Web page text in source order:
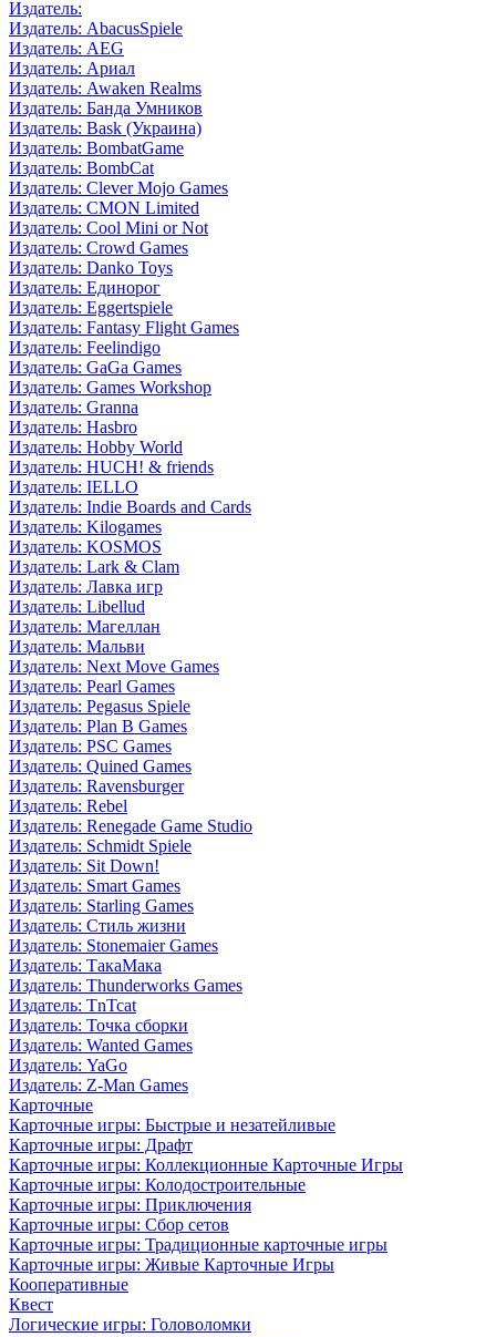
Издатель:
Издатель: AbacusSpiele
Издатель: AEG
Издатель: Ариал
Издатель: Awaken Realms
Издатель: Банда Умников
Издатель: Bask (Украина)
Издатель: BombatGame
Издатель: BombCat
Издатель: Clever Mojo Games
Издатель: CMON Limited
Издатель: Cool Mini or Not
Издатель: Crowd Games
Издатель: Danko Toys
Издатель: Единорог
Издатель: Eggertspiele
Издатель: Fantasy Flight Games
Издатель: Feelindigo
Издатель: GaGa Games
Издатель: Games Workshop
Издатель: Granna
Издатель: Hasbro
Издатель: Hobby World
Издатель: HUCH! & friends
Издатель: IELLO
Издатель: Indie Boards and Cards
Издатель: Kilogames
Издатель: KOSMOS
Издатель: Lark & Clam
Издатель: Лавка игр
Издатель: Libellud
Издатель: Магеллан
Издатель: Мальви
Издатель: Next Move Games
Издатель: Pearl Games
Издатель: Pegasus Spiele
Издатель: Plan B Games
Издатель: PSC Games
Издатель: Quined Games
Издатель: Ravensburger
Издатель: Rebel
Издатель: Renegade Game Studio
Издатель: Schmidt Spiele
Издатель: Sit Down!
Издатель: Smart Games
Издатель: Starling Games
Издатель: Стиль жизни
Издатель: Stonemaier Games
Издатель: ТакаМака
Издатель: Thunderworks Games
Издатель: TnTcat
Издатель: Точка сборки
Издатель: Wanted Games
Издатель: YaGo
Издатель: Z-Man Games
Карточные
Карточные игры: Быстрые и незатейливые
Карточные игры: Драфт
Карточные игры: Коллекционные Карточные Игры
Карточные игры: Колодостроительные
Карточные игры: Приключения
Карточные игры: Сбор сетов
Карточные игры: Традиционные карточные игры
Карточные игры: Живые Карточные Игры
Кооперативные
Квест
Логические игры: Головоломки